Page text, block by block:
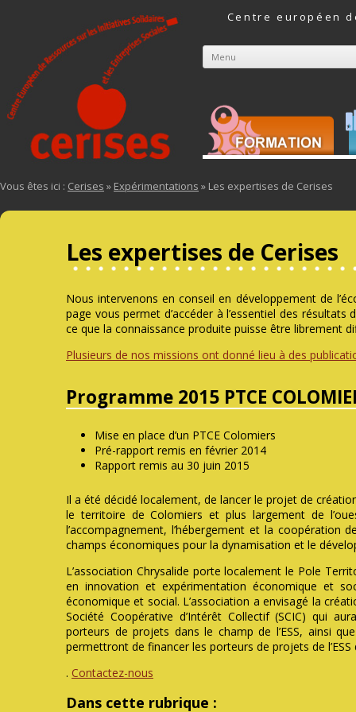
Centre européen
Menu
Aller au contenu
Vous êtes ici : Cerises » Expérimentations » Les expertises de Cerises
Les expertises de Cerises
Nous intervenons en conseil en développement de
page vous permet d’accéder à l’essentiel des
ce que la connaissance produite puisse être librement
Plusieurs de nos missions ont donné lieu à des
Programme 2015 PTCE
Mise en place d’un PTCE Colomiers
Pré-rapport remis en février 2014
Rapport remis au 30 juin 2015
Il a été décidé localement, de lancer le projet de
le territoire de Colomiers et plus largement de
l’accompagnement, l’hébergement et la coopération
champs économiques pour la dynamisation et le
L’association Chrysalide porte localement le Pole
en innovation et expérimentation économique et
économique et social. L’association a envisagé la
Société Coopérative d’Intérêt Collectif (SCIC) qui
porteurs de projets dans le champ de l’ESS, ainsi
permettront de financer les porteurs de projets de
. Contactez-nous
Dans cette rubrique :